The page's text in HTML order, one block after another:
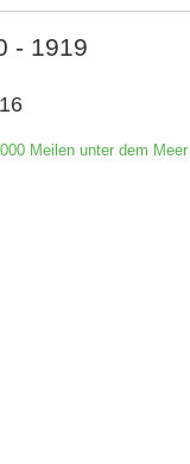
- 1919
Meilen unter dem